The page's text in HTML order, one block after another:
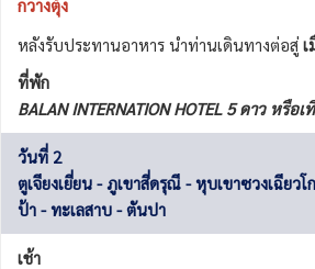
กวางตุ้ง
หลังรับประทานอาหาร นำท่านเดินทางต่อสู่ เ
ที่พัก
BALAN INTERNATION HOTEL 5 ดาว หรือ
วันที่ 2
ตูเจียงเยี่ยน - ภูเขาสี่ดรุณี - หุบเขาซวงเฉียว
ป้า - ทะเลสาบ - ตันปา
เช้า